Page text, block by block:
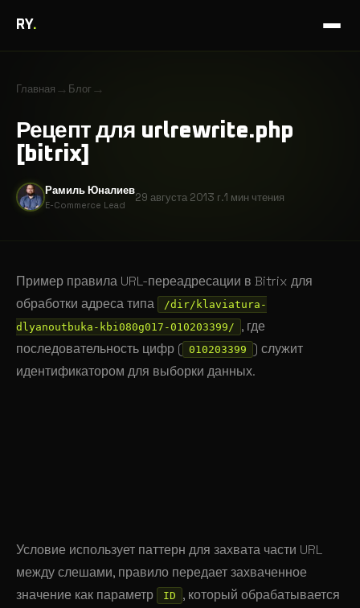
RY.
Главная → Блог →
Рецепт для urlrewrite.php
[bitrix]
Рамиль Юналиев
E-Commerce Lead
29 августа 2013 г.1 мин чтения
Пример правила URL-переадресации в Bitrix для
обработки адреса типа
/dir/klaviatura-
dlyanoutbuka-kbi080g017-010203399/
, где
последовательность цифр ( 010203399 ) служит
идентификатором для выборки данных.
Условие использует паттерн для захвата части URL
между слешами, правило передает захваченное
значение как параметр
ID
, который обрабатывается